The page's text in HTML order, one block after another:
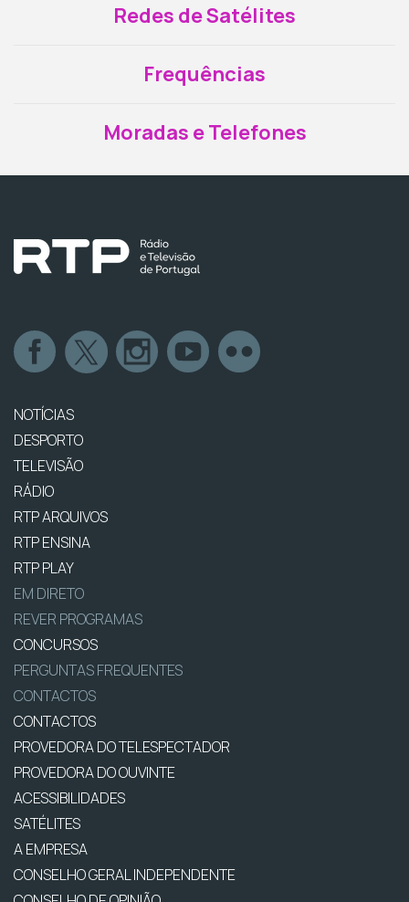
Redes de Satélites
Frequências
Moradas e Telefones
NOTÍCIAS
DESPORTO
TELEVISÃO
RÁDIO
RTP ARQUIVOS
RTP ENSINA
RTP PLAY
EM DIRETO
REVER PROGRAMAS
CONCURSOS
PERGUNTAS FREQUENTES
CONTACTOS
CONTACTOS
PROVEDORA DO TELESPECTADOR
PROVEDORA DO OUVINTE
ACESSIBILIDADES
SATÉLITES
A EMPRESA
CONSELHO GERAL INDEPENDENTE